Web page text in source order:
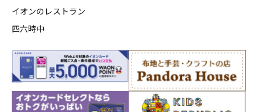
イオンのレストラン
四六時中